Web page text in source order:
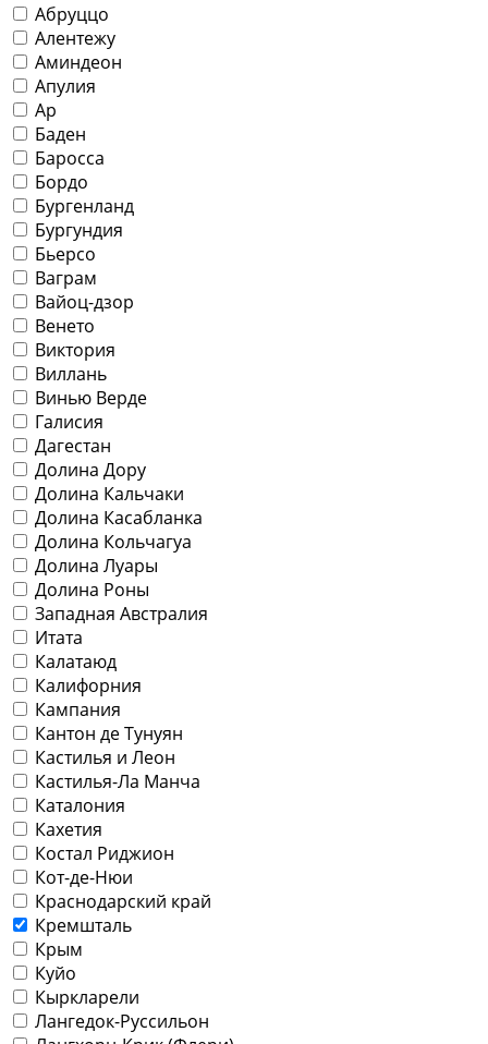
Абруццо
Алентежу
Аминдеон
Апулия
Ар
Баден
Баросса
Бордо
Бургенланд
Бургундия
Бьерсо
Ваграм
Вайоц-дзор
Венето
Виктория
Виллань
Винью Верде
Галисия
Дагестан
Долина Дору
Долина Кальчаки
Долина Касабланка
Долина Кольчагуа
Долина Луары
Долина Роны
Западная Австралия
Итата
Калатаюд
Калифорния
Кампания
Кантон де Тунуян
Кастилья и Леон
Кастилья-Ла Манча
Каталония
Кахетия
Костал Риджион
Кот-де-Нюи
Краснодарский край
Кремшталь
Крым
Куйо
Кыркларели
Лангедок-Руссильон